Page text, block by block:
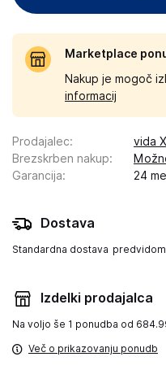
Marketplace
Nakup je mogoč
informacij
Prodajalec:
vida
Brezskrben nakup:
Garancija: 24
Dostava
Standardna dostava
Izdelki prodajalca
Na voljo še 1 ponudba od
Več o prikazovanju ponudb